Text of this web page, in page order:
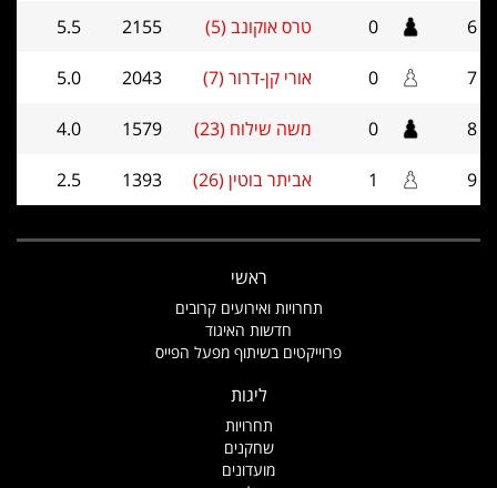
6
0 טרס אוקונב (5) 2155
5.5
7
0 אורי קן-דרור (7) 2043
5.0
8
0 משה שילוח (23) 1579
4.0
9
1 אביתר בוטין (26) 1393
2.5
ראשי
תחרויות ואירועים קרובים
חדשות האיגוד
פרוייקטים בשיתוף מפעל הפייס
ליגות
תחרויות
שחקנים
מועדונים